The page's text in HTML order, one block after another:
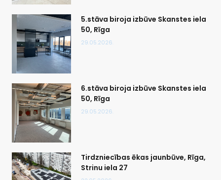
5.stāva biroja izbūve Skanstes iela
50, Rīga
29.05.2026.
6.stāva biroja izbūve Skanstes iela
50, Rīga
29.05.2026.
Tirdzniecības ēkas jaunbūve, Rīga,
Strinu iela 27